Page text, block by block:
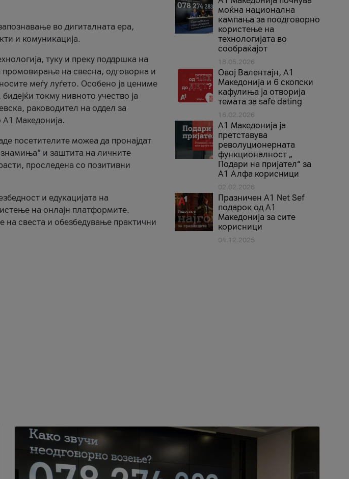
во дигиталната ера,
и комуникација.
туку и преку поддршка на
промовирање на свесна, одговорна и
меѓу луѓето. Особено ја цениме
токму нивното учество ја
раководител на оддел за
А1 Македонија.
посетителите можеа да пронајдат
и заштита на личните
проследена со позитивни
и едукацијата на
на онлајн платформите.
на свеста и обезбедување практични
моќна национална
кампања за поодговорно
користење на
технологијата во
сообраќајот
18.05.2026
Овој Валентајн, A1
Македонија и 6 скопски
кафулиња ја отворија
темата за safe dating
16.02.2026
А1 Македонија ја
претставува
револуционерната
функционалност „
Подари на пријател“ за
А1 Алфа корисници
02.02.2026
Празничен A1 Net Sеf
подарок од А1
Македонија за сите
корисници
04.12.2025